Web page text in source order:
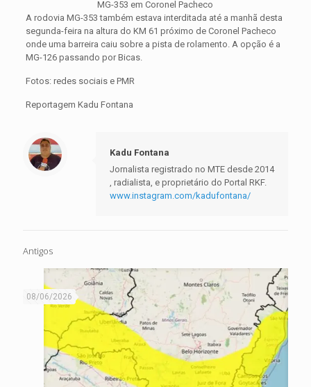
MG-353 em Coronel Pacheco
A rodovia MG-353 também estava interditada até a manhã desta
segunda-feira na altura do KM 61 próximo de Coronel Pacheco
onde uma barreira caiu sobre a pista de rolamento. A opção é a
MG-126 passando por Bicas.
Fotos: redes sociais e PMR
Reportagem Kadu Fontana
Kadu Fontana
Jornalista registrado no MTE desde 2014
, radialista, e proprietário do Portal RKF.
www.instagram.com/kadufontana/
Antigos
08/06/2026